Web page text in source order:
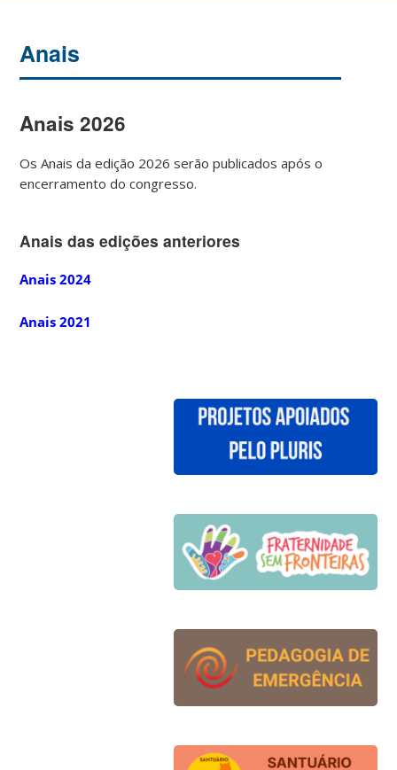
Anais
Anais 2026
Os Anais da edição 2026 serão publicados após o
encerramento do congresso.
Anais das edições anteriores
Anais 2024
Anais 2021